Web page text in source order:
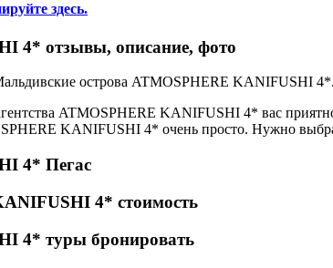
здесь.
4* отзывы, описание, фото
острова ATMOSPHERE KANIFUSHI
ATMOSPHERE KANIFUSHI 4* вас
KANIFUSHI 4* очень просто. Нужно
4* Пегас
4* стоимость
4* туры бронировать